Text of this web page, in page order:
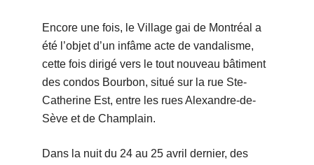
Encore une fois, le Village gai de Montréal a
été l’objet d’un infâme acte de vandalisme,
cette fois dirigé vers le tout nouveau bâtiment
des condos Bourbon, situé sur la rue Ste-
Catherine Est, entre les rues Alexandre-de-
Sève et de Champlain.
Dans la nuit du 24 au 25 avril dernier, des